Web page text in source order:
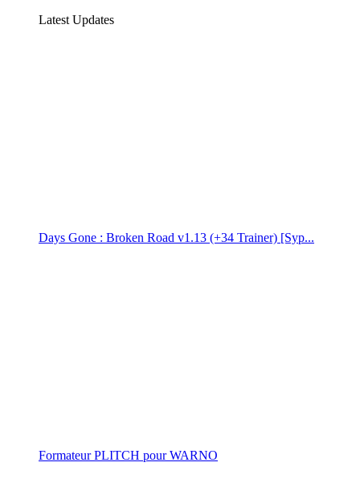
Latest Updates
Days Gone : Broken Road v1.13 (+34 Trainer) [Syp...
Formateur PLITCH pour WARNO